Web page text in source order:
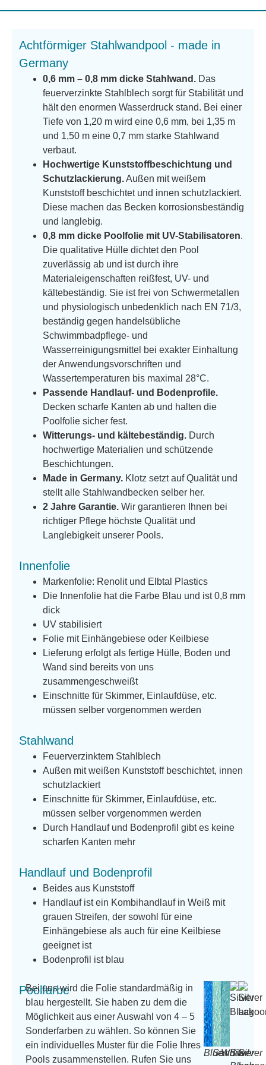
Achtförmiger Stahlwandpool - made in
Germany
0,6 mm – 0,8 mm dicke Stahlwand. Das
feuerverzinkte Stahlblech sorgt für Stabilität und
hält den enormen Wasserdruck stand. Bei einer
Tiefe von 1,20 m wird eine 0,6 mm, bei 1,35 m
und 1,50 m eine 0,7 mm starke Stahlwand
verbaut.
Hochwertige Kunststoffbeschichtung und
Schutzlackierung.Außen mit weißem
Kunststoff beschichtet und innen schutzlackiert.
Diese machen das Becken korrosionsbeständig
und langlebig.
0,8 mm dicke Poolfolie mit UV-Stabilisatoren.
Die qualitative Hülle dichtet den Pool
zuverlässig ab und ist durch ihre
Materialeigenschaften reißfest, UV- und
kältebeständig. Sie ist frei von Schwermetallen
und physiologisch unbedenklich nach EN 71/3,
beständig gegen handelsübliche
Schwimmbadpflege- und
Wasserreinigungsmittel bei exakter Einhaltung
der Anwendungsvorschriften und
Wassertemperaturen bis maximal 28°C.
Passende Handlauf- und Bodenprofile.
Decken scharfe Kanten ab und halten die
Poolfolie sicher fest.
Witterungs- und kältebeständig. Durch
hochwertige Materialien und schützende
Beschichtungen.
Made in Germany. Klotz setzt auf Qualität und
stellt alle Stahlwandbecken selber her.
2 Jahre Garantie. Wir garantieren Ihnen bei
richtiger Pflege höchste Qualität und
Langlebigkeit unserer Pools.
Innenfolie
Markenfolie: Renolit und Elbtal Plastics
Die Innenfolie hat die Farbe Blau und ist 0,8 mm
dick
UV stabilisiert
Folie mit Einhängebiese oder Keilbiese
Lieferung erfolgt als fertige Hülle, Boden und
Wand sind bereits von uns
zusammengeschweißt
Einschnitte für Skimmer, Einlaufdüse, etc.
müssen selber vorgenommen werden
Stahlwand
Feuerverzinktem Stahlblech
Außen mit weißen Kunststoff beschichtet, innen
schutzlackiert
Einschnitte für Skimmer, Einlaufdüse, etc.
müssen selber vorgenommen werden
Durch Handlauf und Bodenprofil gibt es keine
scharfen Kanten mehr
Handlauf und Bodenprofil
Beides aus Kunststoff
Handlauf ist ein Kombihandlauf in Weiß mit
grauen Streifen, der sowohl für eine
Einhängebiese als auch für eine Keilbiese
geeignet ist
Bodenprofil ist blau
Poolfarbe
Bei uns wird die Folie standardmäßig in
blau hergestellt. Sie haben zu dem die
Möglichkeit aus einer Auswahl von 4 – 5
Sonderfarben zu wählen. So können Sie
ein individuelles Muster für die Folie Ihres
Pools zusammenstellen. Rufen Sie uns
BlueSand
White
Silver
Silver